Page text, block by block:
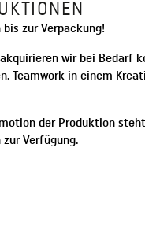
zur Verpackung!
wir bei Bedarf
Teamwork in einem
der Produktion
Verfügung.